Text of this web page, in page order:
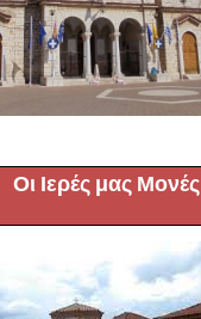
Οι Ιερές μας Μονές